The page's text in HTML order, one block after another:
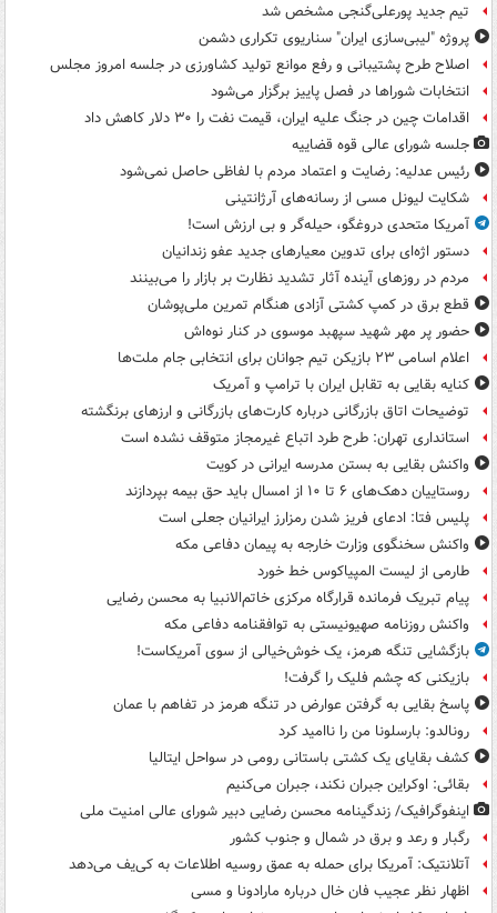
تیم جدید پورعلی‌گنجی مشخص شد
پروژه "لیبی‌سازی ایران" سناریوی تکراری دشمن
اصلاح طرح پشتیبانی و رفع موانع تولید کشاورزی در جلسه امروز مجلس
انتخابات شوراها در فصل پاییز برگزار می‌شود
اقدامات چین در جنگ علیه ایران، قیمت نفت را ۳۰ دلار کاهش داد
جلسه شورای عالی قوه قضاییه
رئیس عدلیه: رضایت و اعتماد مردم با لفاظی حاصل نمی‌شود
شکایت لیونل مسی از رسانه‌های آرژانتینی
آمریکا متحدی دروغگو، حیله‌گر و بی ارزش است!
دستور اژه‌ای برای تدوین معیارهای جدید عفو زندانیان
مردم در روزهای آینده آثار تشدید نظارت بر بازار را می‌بینند
قطع برق در کمپ کشتی آزادی هنگام تمرین ملی‌پوشان
حضور پر مهر شهید سپهبد موسوی در کنار نوه‌اش
اعلام اسامی ۲۳ بازیکن تیم جوانان برای انتخابی جام ملت‌ها
کنایه بقایی به تقابل ایران با ترامپ و آمریک
توضیحات اتاق بازرگانی درباره کارت‌های بازرگانی و ارزهای برنگشته
استانداری تهران: طرح طرد اتباع غیرمجاز متوقف نشده است
واکنش بقایی به بستن مدرسه ایرانی در کویت
روستاییان دهک‌های ۶ تا ۱۰ از امسال باید حق بیمه بپردازند
پلیس فتا: ادعای فریز شدن رمزارز ایرانیان جعلی است
واکنش سخنگوی وزارت خارجه به پیمان دفاعی مکه
طارمی از لیست المپیاکوس خط خورد
پیام تبریک فرمانده قرارگاه مرکزی خاتم‌الانبیا به محسن رضایی
واکنش روزنامه صهیونیستی به توافقنامه دفاعی مکه
بازگشایی تنگه هرمز، یک خوش‌خیالی از سوی آمریکاست!
بازیکنی که چشم فلیک را گرفت!
پاسخ بقایی به گرفتن عوارض در تنگه هرمز در تفاهم با عمان
رونالدو: بارسلونا من را ناامید کرد
کشف بقایای یک کشتی باستانی رومی در سواحل ایتالیا
بقائی: اوکراین جبران نکند، جبران می‌کنیم
اینفوگرافیک/ زندگینامه محسن رضایی دبیر شورای عالی امنیت‌ ملی
رگبار و رعد و برق در شمال و جنوب کشور
آتلانتیک: آمریکا برای حمله به عمق روسیه اطلاعات به کی‌یف می‌دهد
اظهار نظر عجیب فان خال درباره مارادونا و مسی